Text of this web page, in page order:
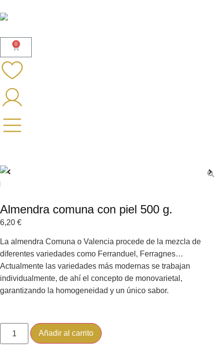
0
Almendra comuna con piel 500 g.
6,20 €
La almendra Comuna o Valencia procede de la mezcla de
diferentes variedades como Ferranduel, Ferragnes…
Actualmente las variedades más modernas se trabajan
individualmente, de ahí el concepto de monovarietal,
garantizando la homogeneidad y un único sabor.
Añadir al carrito